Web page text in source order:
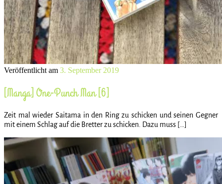
Veröffentlicht am 3. September 2019
[Manga] One-Punch Man [6]
Zeit mal wieder Saitama in den Ring zu schicken und seinen Gegner
mit einem Schlag auf die Bretter zu schicken. Dazu muss […]